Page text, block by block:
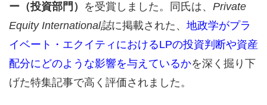
ー（投資部門） を受賞しました。同氏は、 Private
Equity International誌に掲載された、 地政学がプラ
イベート・エクイティにおけるLPの投資判断や資産
配分にどのような影響を与えているかを深く掘り下
げた特集記事で高く評価されました。